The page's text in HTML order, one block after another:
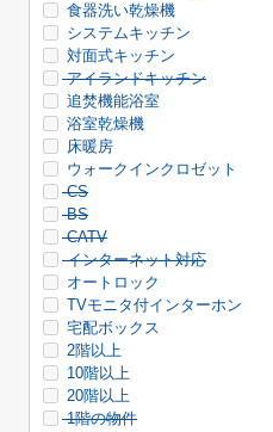
食器洗い乾燥機
システムキッチン
対面式キッチン
アイランドキッチン
追焚機能浴室
浴室乾燥機
床暖房
ウォークインクロゼット
CS
BS
CATV
インターネット対応
オートロック
TVモニタ付インターホン
宅配ボックス
2階以上
10階以上
20階以上
1階の物件